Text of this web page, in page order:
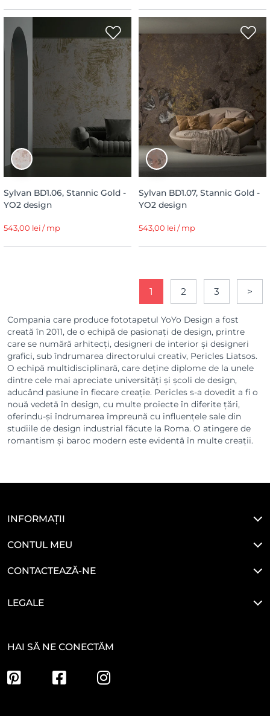
Sylvan BD1.06, Stannic Gold -
YO2 design
543,00 lei / mp
Sylvan BD1.07, Stannic Gold -
YO2 design
543,00 lei / mp
1 2 3 >
Compania care produce fototapetul YoYo Design a fost
creată în 2011, de o echipă de pasionați de design, printre
care se numără arhitecți, designeri de interior și designeri
grafici, sub îndrumarea directorului creativ, Pericles Liatsos.
O echipă multidisciplinară, care deține diplome de la unele
dintre cele mai apreciate universități și școli de design,
aducând pasiune în fiecare creație. Pericles s-a dovedit a fi o
nouă vedetă în design, cu multe proiecte în diferite țări,
oferindu-și îndrumarea împreună cu influențele sale din
studiile de design industrial făcute la Roma. O atingere de
romantism și baroc modern este evidentă în multe creații.
INFORMAȚII
CONTUL MEU
CONTACTEAZĂ-NE
LEGALE
HAI SĂ NE CONECTĂM